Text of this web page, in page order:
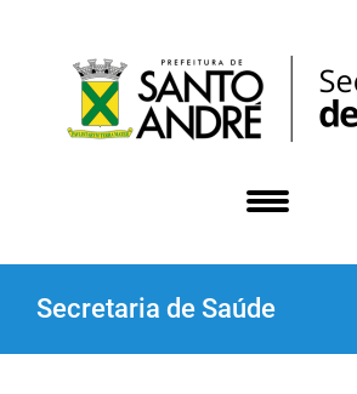
Secretaria de Saúde